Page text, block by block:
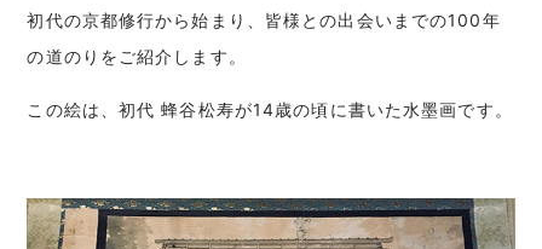
初代の京都修行から始まり、皆様との出会いまでの100年
の道のりをご紹介します。
この絵は、初代 蜂谷松寿が14歳の頃に書いた水墨画です。